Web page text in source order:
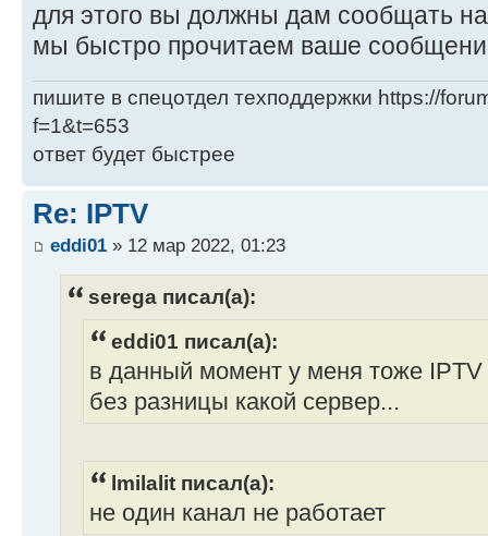
для этого вы должны дам сообщать
мы быстро прочитаем ваше
пишите в спецотдел техподдержки https://
f=1&t=653
ответ будет быстрее
Re: IPTV
eddi01 » 12 мар 2022, 01:23
serega писал(а):
eddi01 писал(а):
в данный момент у меня тоже IPTV
без разницы какой сервер...
lmilalit писал(а):
не один канал не работает